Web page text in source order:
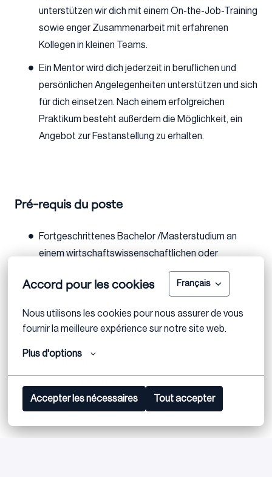
Accord pour les cookies Français
Nous utilisons les cookies pour nous assurer de vous
fournir la meilleure expérience sur notre site web.
Plus d'options
Accepter les nécessaires Tout accepter
unterstützen wir dich mit einem On-the-Job-Training
sowie enger Zusammenarbeit mit erfahrenen
Kollegen in kleinen Teams.
Ein Mentor wird dich jederzeit in beruflichen und
persönlichen Angelegenheiten unterstützen und sich
für dich einsetzen. Nach einem erfolgreichen
Praktikum besteht außerdem die Möglichkeit, ein
Angebot zur Festanstellung zu erhalten.
Pré-requis du poste
Fortgeschrittenes Bachelor /Masterstudium an
einem wirtschaftswissenschaftlichen oder
juristischen Studiengang einer Hochschule oder
Universität
Begeisterung für das Steuerrecht
Sehr gute Deutsch und Englischkenntnisse
selbständig zu arbeiten